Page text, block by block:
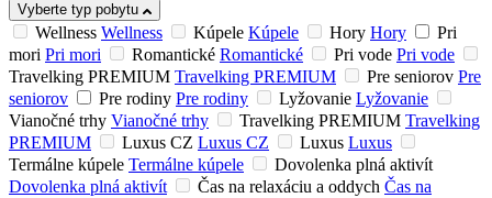
Vyberte typ pobytu
Wellness Wellness Kúpele Kúpele Hory Hory
Pri
mori Pri mori Romantické Romantické Pri vode Pri vode
Travelking PREMIUM Travelking PREMIUM Pre seniorov Pre
seniorov
Pre rodiny Pre rodiny Lyžovanie Lyžovanie
Vianočné trhy Vianočné trhy Travelking PREMIUM Travelking
PREMIUM
Luxus CZ Luxus CZ Luxus Luxus
Termálne kúpele Termálne kúpele
Dovolenka plná aktivít
Dovolenka plná aktivít
Čas na relaxáciu a oddych Čas na